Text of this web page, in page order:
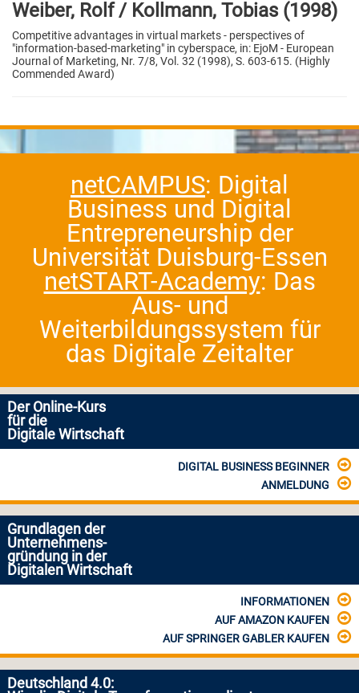
Weiber, Rolf / Kollmann, Tobias (1998)
Competitive advantages in virtual markets - perspectives of
"information-based-marketing" in cyberspace, in: EjoM - European
Journal of Marketing, Nr. 7/8, Vol. 32 (1998), S. 603-615. (Highly
Commended Award)
netCAMPUS: Digital
Business und Digital
Entrepreneurship der
Universität Duisburg-Essen
netSTART-Academy: Das
Aus- und
Weiterbildungssystem für
das Digitale Zeitalter
Der Online-Kurs
für die
Digitale Wirtschaft
DIGITAL BUSINESS BEGINNER
ANMELDUNG
Grundlagen der
Unternehmens-
gründung in der
Digitalen Wirtschaft
INFORMATIONEN
AUF AMAZON KAUFEN
AUF SPRINGER GABLER KAUFEN
Deutschland 4.0: